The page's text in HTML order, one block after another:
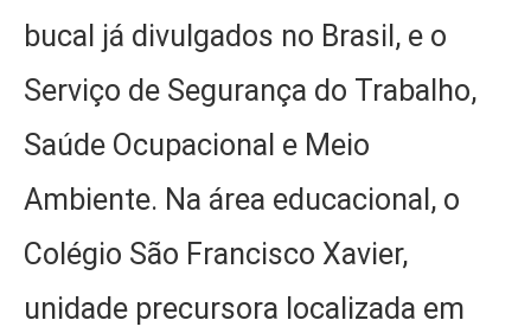
bucal já divulgados no Brasil, e o
Serviço de Segurança do Trabalho,
Saúde Ocupacional e Meio
Ambiente. Na área educacional, o
Colégio São Francisco Xavier,
unidade precursora localizada em